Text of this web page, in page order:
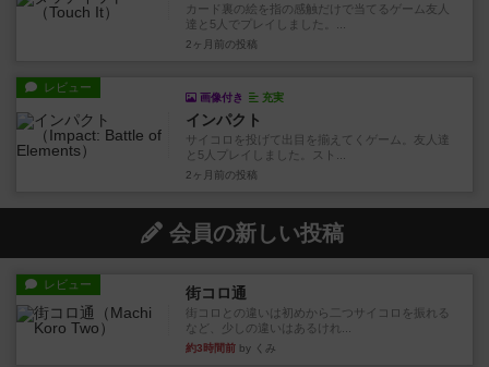
カード裏の絵を指の感触だけで当てるゲーム友人
達と5人でプレイしました。...
2ヶ月前 の投稿
レビュー
画像付き 充実
インパクト
サイコロを投げて出目を揃えてくゲーム。友人達
と5人プレイしました。スト...
2ヶ月前 の投稿
会員の新しい投稿
レビュー 街コロ通
街コロとの違いは初めから二つサイコロを振れる
など、少しの違いはあるけれ...
約3時間前 by くみ